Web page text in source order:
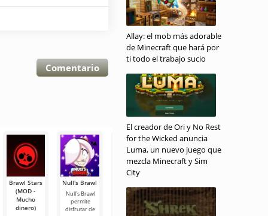
Comentario
Brawl Stars
(MOD -
Mucho
dinero)
Null's Brawl
Null's Brawl
permite
disfrutar de
Brawl
Simple Brawl
es un análogo
Nice Brawl es
un análogo de
un juego
Allay: el mob más adorable
de Minecraft que hará por
ti todo el trabajo sucio
El creador de Ori y No Rest
for the Wicked anuncia
Luma, un nuevo juego que
mezcla Minecraft y Sim
City